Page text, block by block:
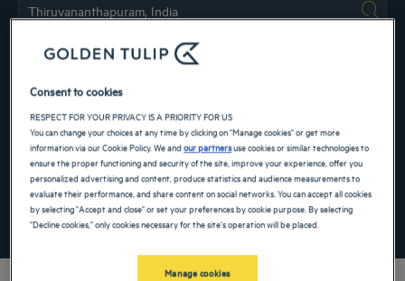
Navigate forward to interact with the calendar and select a date. Press the
ZOEK EEN HOTEL
Voeg kortingscode toe
Consent to cookies
RESPECT FOR YOUR PRIVACY IS A PRIORITY FOR US
You can change your choices at any time by clicking on "Manage cookies" or get more
information via our Cookie Policy. We andour partnersuse cookies or similar technologies to
ensure the proper functioning and security of the site, improve your experience, offer you
personalized advertising and content, produce statistics and audience measurements to
evaluate their performance, and share content on social networks. You can accept all cookies
by selecting "Accept and close" or set your preferences by cookie purpose. By selecting
"Decline cookies," only cookies necessary for the site's operation will be placed.
Manage cookies